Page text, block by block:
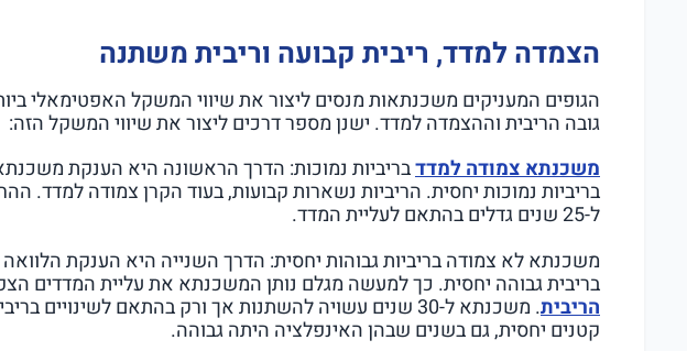
הצמדה למדד, ריבית קבועה וריבית משתנה
הגופים המעניקים משכנתאות מנסים ליצור את שיווי המשקל האפטימאלי
גובה הריבית וההצמדה למדד. ישנן מספר דרכים ליצור את שיווי המשקל הזה:
משכנתא צמודה למדדבריביות נמוכות: הדרך הראשונה היא הענקת
בריביות נמוכות יחסית. הריביות נשארות קבועות, בעוד הקרן צמודה למדד.
ל-25 שנים גדלים בהתאם לעליית המדד.
משכנתא לא צמודה בריביות גבוהות יחסית: הדרך השנייה היא הענקת
בריבית גבוהה יחסית. כך למעשה מגלם נותן המשכנתא את עליית המדדים
הריבית . משכנתא ל-30 שנים עשויה להשתנות אך ורק בהתאם לשינויים
קטנים יחסית, גם בשנים שבהן האינפלציה היתה גבוהה.